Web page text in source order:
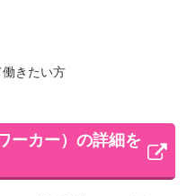
きたい方
ーカー）の詳細を